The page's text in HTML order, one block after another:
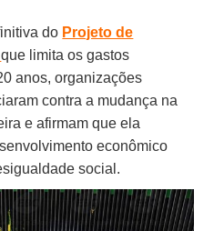
do Projeto de
que limita os gastos
anos, organizações
contra a mudança na
e afirmam que ela
econômico
social.